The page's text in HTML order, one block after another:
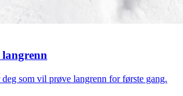
som vil prøve langrenn for første gang.